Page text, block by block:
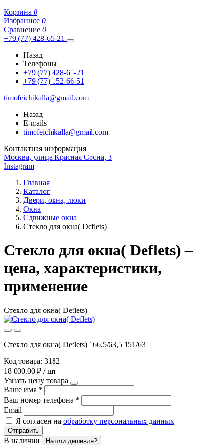
Корзина 0
Избранное 0
Сравнение 0
+79 (77) 428-65-21
Назад
Телефоны
+79 (77) 428-65-21
+79 (77) 152-66-51
timofeichikalla@gmail.com
Назад
E-mails
timofeichikalla@gmail.com
Контактная информация
Москва, улица Красная Сосна, 3
Instagram
Главная
Каталог
Двери, окна, люки
Окна
Сдвижные окна
Стекло для окна( Deflets)
Стекло для окна( Deflets) –
цена, характеристики,
применение
Стекло для окна( Deflets)
Стекло для окна( Deflets) 166,5/63,5 151/63
Код товара: 3182
18 000.00 ₽ / шт
Узнать цену товара
Ваше имя *
Ваш номер телефона *
Email
Я согласен на обработку персональных данных
Отправить
В наличии Нашли дешевле?